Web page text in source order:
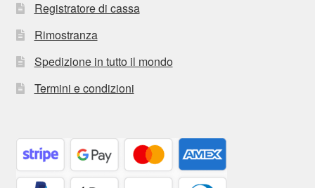
Registratore di cassa
Rimostranza
Spedizione in tutto il mondo
Termini e condizioni